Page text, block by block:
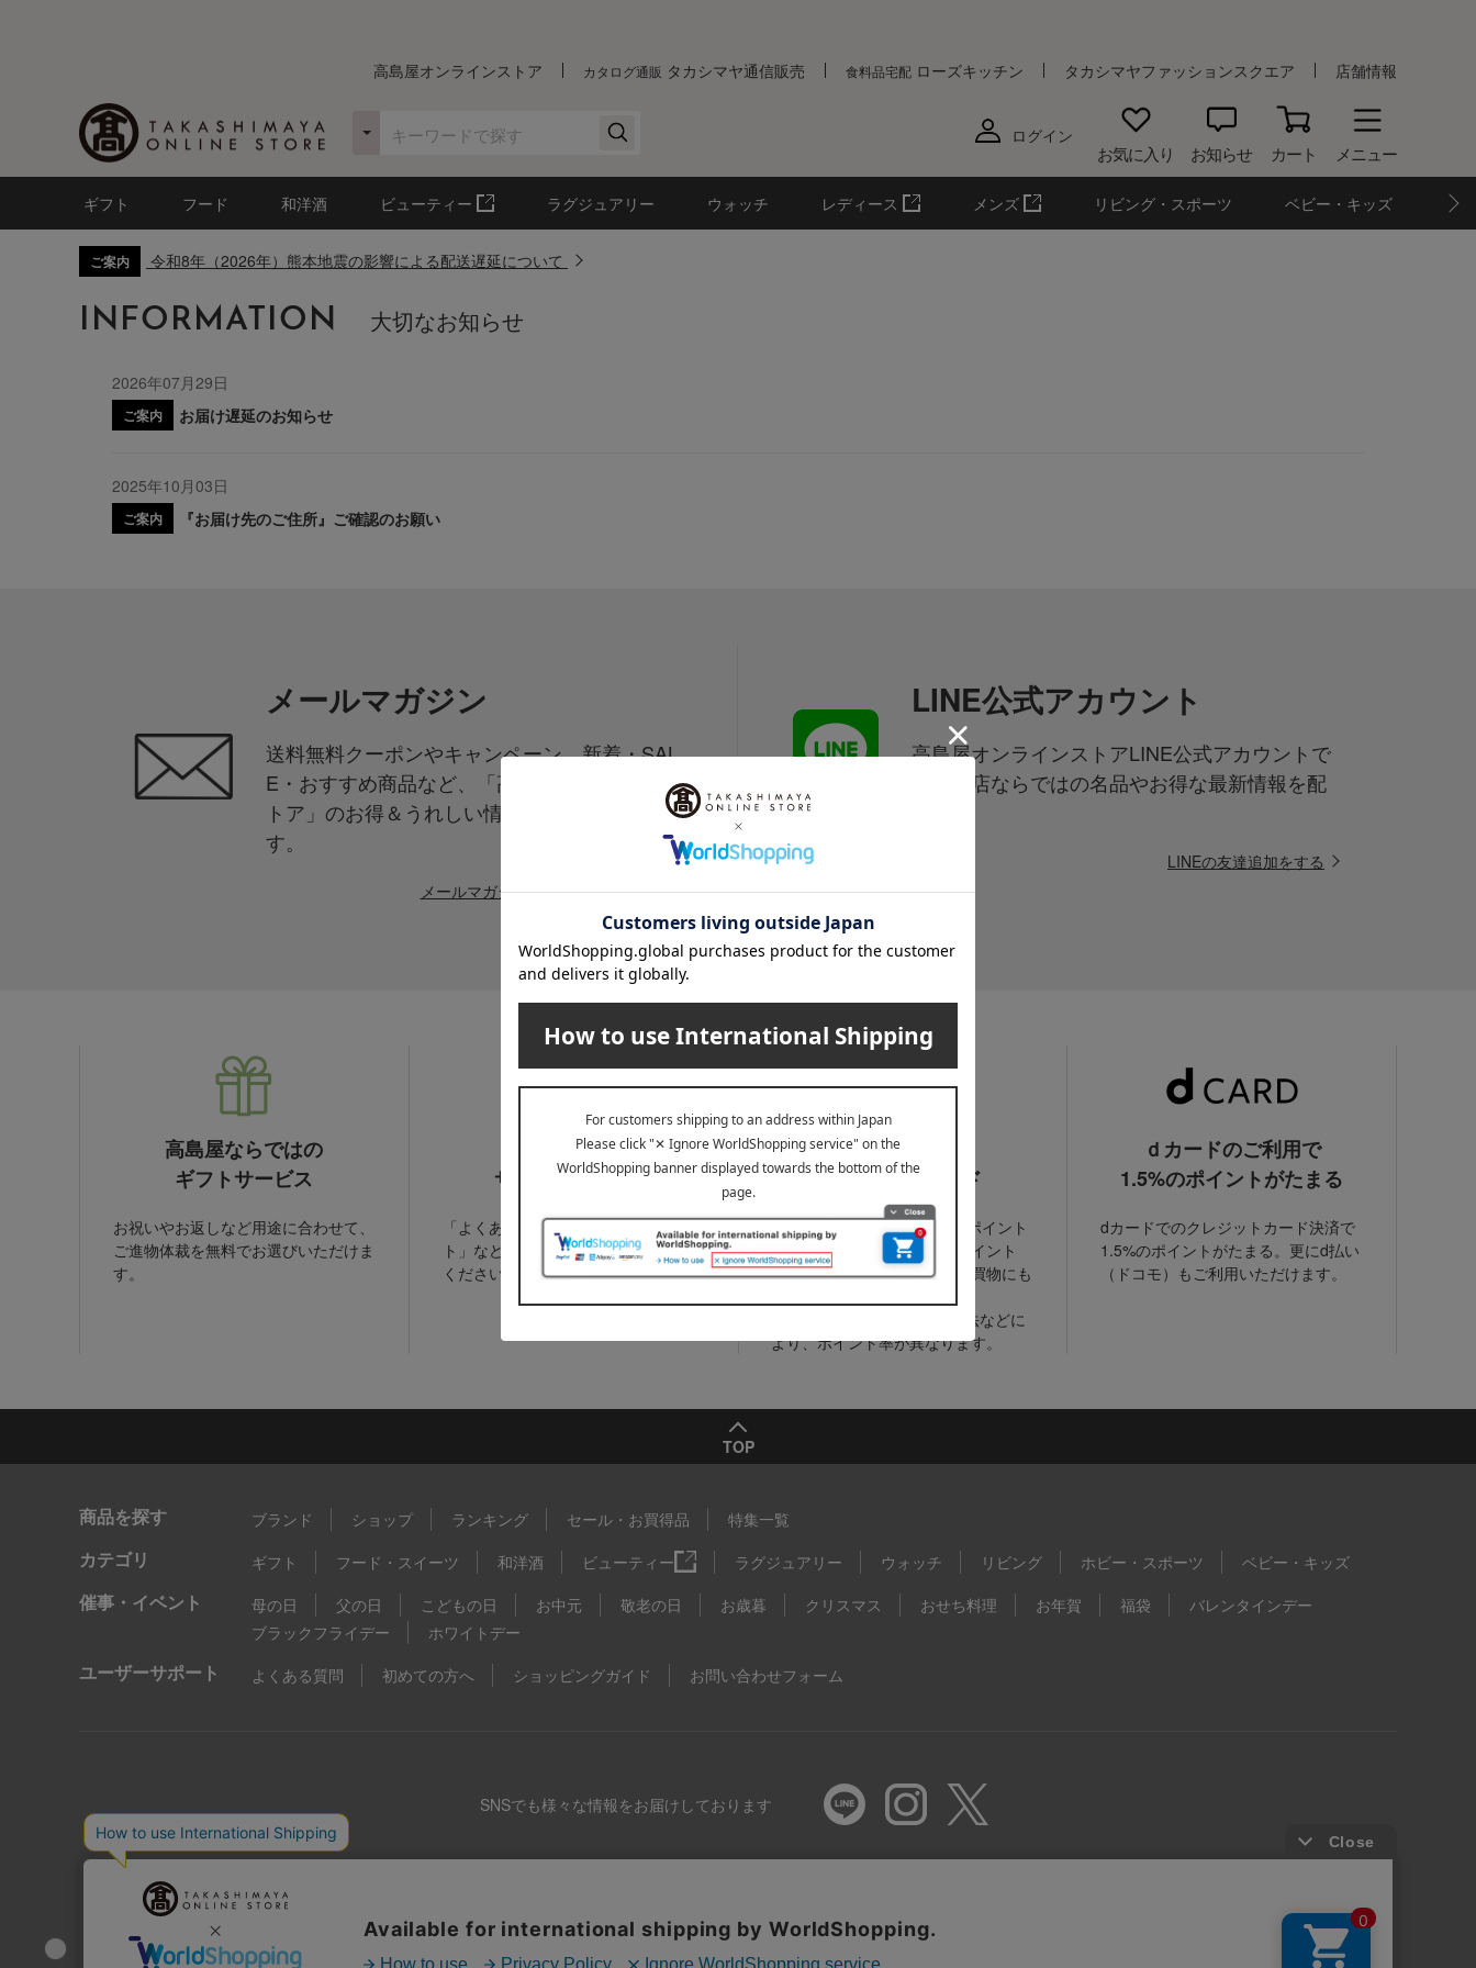
高島屋オンラインストア カタログ通販 タカシマヤ通信販売 食料品宅配 ローズキッチン タカシマヤファッションスクエア 店舗情報
ログイン
お気に入り お知らせ カート メニュー
ギフト フード 和洋酒 ビューティー ラグジュアリー ウォッチ レディース メンズ リビング・スポーツ ベビー・キッズ
ご案内 令和8年（2026年）熊本地震の影響による配送遅延について
INFORMATION 大切なお知らせ
2026年07月29日
ご案内 お届け遅延のお知らせ
2025年10月03日
ご案内 『お届け先のご住所』ご確認のお願い
メールマガジン
送料無料クーポンやキャンペーン、新着・SAL
E・おすすめ商品など、「高島屋オンラインス
トア」のお得＆うれしい情報をお届けいたしま
す。
メールマガジンについて詳しく見る
LINE公式アカウント
高島屋オンラインストアLINE公式アカウントで
は百貨店ならではの名品やお得な最新情報を配
LINEの友達追加をする
高島屋ならではの
ギフトサービス
お祝いやお返しなど用途に合わせて、
ご進物体裁を無料でお選びいただけま
す。
充実の
サポートメニュー
「よくある質問」や「AIチャットボッ
ト」など、お困りの際はこちらをご覧
ください。
お得に使える
タカシマヤカード
1％～最大10％のタカシマヤポイント
がたまるカード。たまったポイント
は、オンラインストアでのお買物にも
※カードの種類・お支払い方法などに
より、ポイント率が異なります。
ｄカードのご利用で
1.5%のポイントがたまる
dカードでのクレジットカード決済で
1.5%のポイントがたまる。更にd払い
（ドコモ）もご利用いただけます。
TOP
商品を探す ブランド ショップ ランキング セール・お買得品 特集一覧
カテゴリ ギフト フード・スイーツ 和洋酒 ビューティー ラグジュアリー ウォッチ リビング ホビー・スポーツ ベビー・キッズ
催事・イベント 母の日 父の日 こどもの日 お中元 敬老の日 お歳暮 クリスマス おせち料理 お年賀 福袋
バレンタインデー
ブラックフライデー
ホワイトデー
ユーザーサポート よくある質問 初めての方へ ショッピングガイド お問い合わせフォーム
SNSでも様々な情報をお届けしております
特定商取引法に基づく表示 プライバシーポリシー